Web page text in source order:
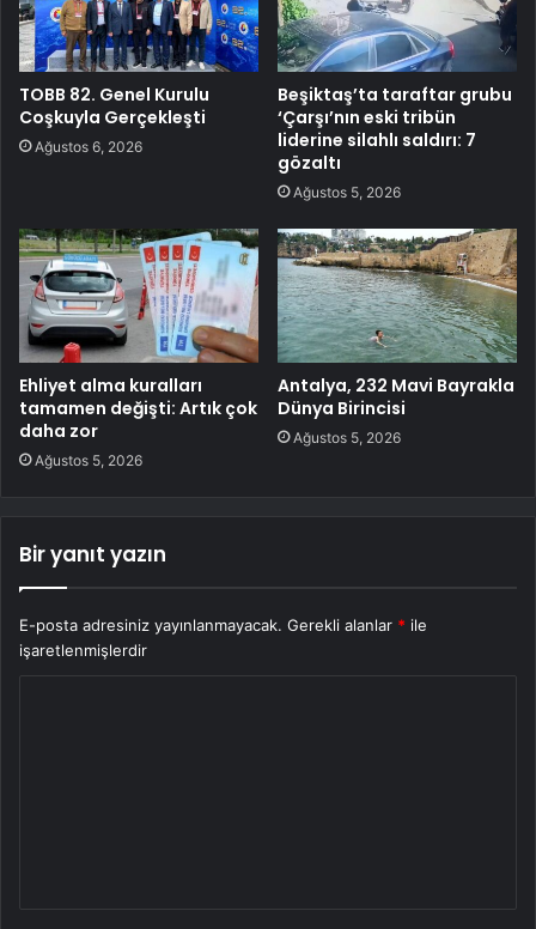
TOBB 82. Genel Kurulu
Coşkuyla Gerçekleşti
Ağustos 6, 2026
Beşiktaş’ta taraftar grubu
‘Çarşı’nın eski tribün
liderine silahlı saldırı: 7
gözaltı
Ağustos 5, 2026
Ehliyet alma kuralları
tamamen değişti: Artık çok
daha zor
Ağustos 5, 2026
Antalya, 232 Mavi Bayrakla
Dünya Birincisi
Ağustos 5, 2026
Bir yanıt yazın
E-posta adresiniz yayınlanmayacak. Gerekli alanlar * ile
işaretlenmişlerdir